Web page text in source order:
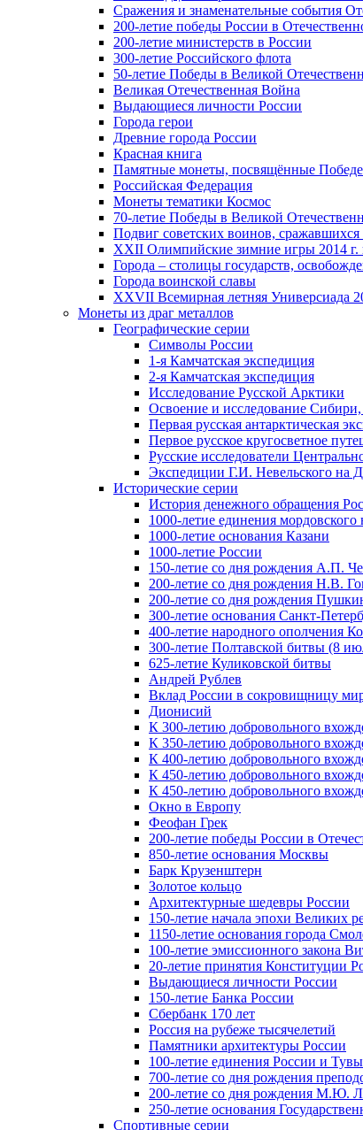
Сражения и знаменательные события
200-летие победы России в
200-летие министерств в России
300-летие Российского флота
50-летие Победы в Великой
Великая Отечественная Война
Выдающиеся личности России
Города герои
Древние города России
Красная книга
Памятные монеты, посвящённые Победе
Российская Федерация
Монеты тематики Космос
70-летие Победы в Великой
Подвиг советских воинов,
XXII Олимпийские зимние игры 2014 г.
Города – столицы государств,
Города воинской славы
XXVII Всемирная летняя Универсиада
Монеты из драг металлов
Географические серии
Символы России
1-я Камчатская экспедиция
2-я Камчатская экспедиция
Исследование Русской Арктики
Освоение и исследование
Первая русская антарктическая
Первое русское кругосветное
Русские исследователи
Экспедиции Г.И. Невельского на
Исторические серии
История денежного обращения
1000-летие единения мордовского
1000-летие основания Казани
1000-летие России
150-летие со дня рождения А.П.
200-летие со дня рождения Н.В.
200-летие со дня рождения
300-летие основания Санкт-
400-летие народного ополчения
300-летие Полтавской битвы (8
625-летие Куликовской битвы
Андрей Рублев
Вклад России в сокровищницу
Дионисий
К 300-летию добровольного
К 350-летию добровольного
К 400-летию добровольного
К 450-летию добровольного
К 450-летию добровольного
Окно в Европу
Феофан Грек
200-летие победы России в
850-летие основания Москвы
Барк Крузенштерн
Золотое кольцо
Архитектурные шедевры России
150-летие начала эпохи Великих
1150-летие основания города
100-летие эмиссионного закона
20-летие принятия Конституции
Выдающиеся личности России
150-летие Банка России
Сбербанк 170 лет
Россия на рубеже тысячелетий
Памятники архитектуры России
100-летие единения России и
700-летие со дня рождения
200-летие со дня рождения М.Ю.
250-летие основания
Спортивные серии